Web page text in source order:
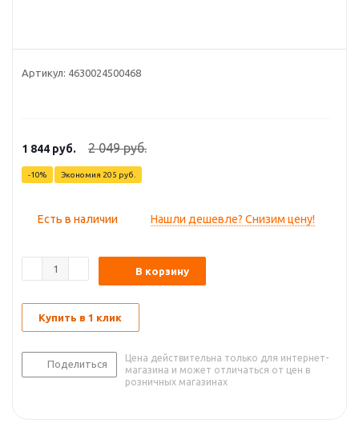
Артикул: 4630024500468
1 844 руб. 2 049руб.
-10% Экономия 205 руб.
Есть в наличии Нашли дешевле? Снизим цену!
В корзину
Купить в 1 клик
Поделиться
Цена действительна только для интернет-
магазина и может отличаться от цен в
розничных магазинах